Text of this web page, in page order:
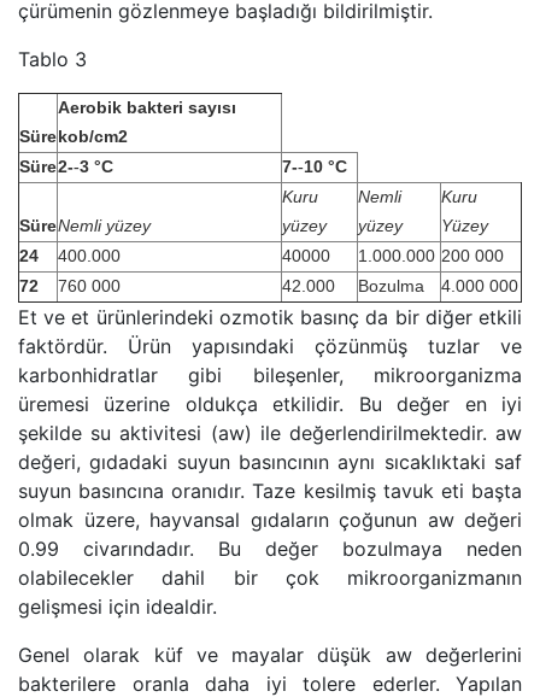
çürümenin gözlenmeye başladığı bildirilmiştir.
Tablo 3
Süre
Aerobik bakteri sayısı
kob/cm2
Süre2-­‐3 °C 7-­‐10 °C
SüreNemli yüzey
Kuru
yüzey
Nemli
yüzey
Kuru
Yüzey
24
400.000 40000 1.000.000 200 000
72
760 000 42.000 Bozulma 4.000 000
Et ve et ürünlerindeki ozmotik basınç da bir diğer etkili
faktördür. Ürün yapısındaki çözünmüş tuzlar ve
karbonhidratlar gibi bileşenler, mikroorganizma
üremesi üzerine oldukça etkilidir. Bu değer en iyi
şekilde su aktivitesi (aw) ile değerlendirilmektedir. aw
değeri, gıdadaki suyun basıncının aynı sıcaklıktaki saf
suyun basıncına oranıdır. Taze kesilmiş tavuk eti başta
olmak üzere, hayvansal gıdaların çoğunun aw değeri
0.99 civarındadır. Bu değer bozulmaya neden
olabilecekler dahil bir çok mikroorganizmanın
gelişmesi için idealdir.
Genel olarak küf ve mayalar düşük aw değerlerini
bakterilere oranla daha iyi tolere ederler. Yapılan